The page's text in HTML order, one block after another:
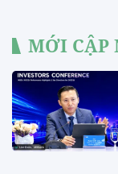
MỚI CẬP